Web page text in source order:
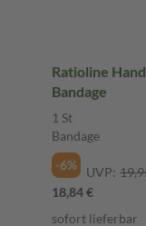
Ratioline
Bandage
1 St
Bandage
-6%
UVP:
18,84 €
sofort lieferbar